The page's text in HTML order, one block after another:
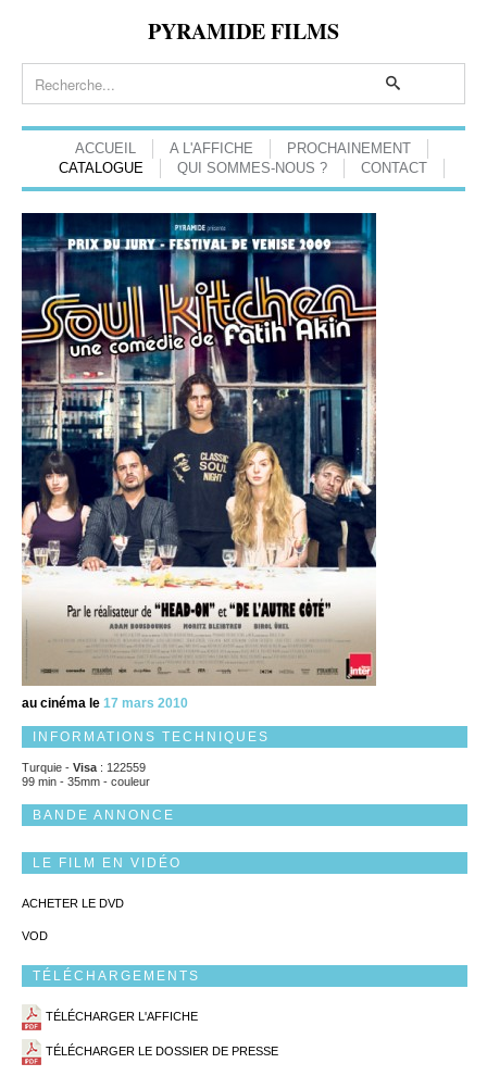
PYRAMIDE FILMS
ACCUEIL A L'AFFICHE
PROCHAINEMENT
CATALOGUE
QUI SOMMES-NOUS ? CONTACT
au cinéma le 17 mars 2010
INFORMATIONS TECHNIQUES
Turquie - Visa : 122559
99 min - 35mm - couleur
BANDE ANNONCE
LE FILM EN VIDÉO
ACHETER LE DVD
VOD
TÉLÉCHARGEMENTS
TÉLÉCHARGER L'AFFICHE
TÉLÉCHARGER LE DOSSIER DE PRESSE